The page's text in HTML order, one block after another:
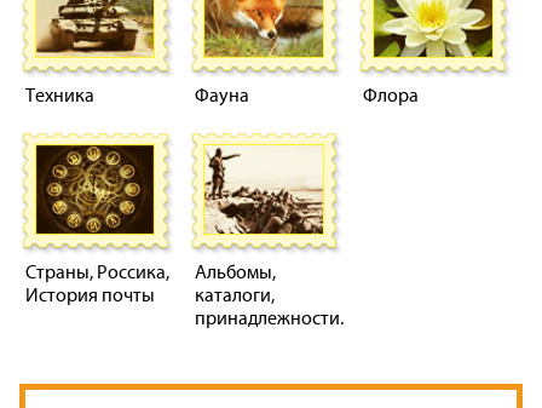
Техника Фауна Флора
Страны, Россика,
История почты
Альбомы,
каталоги,
принадлежности.